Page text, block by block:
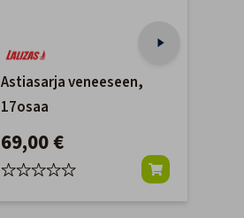
Astiasarja veneeseen,
17osaa
69,00 €